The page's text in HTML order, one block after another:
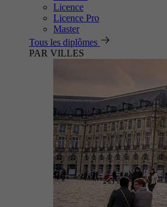
Licence
Licence Pro
Master
Tous les diplômes
PAR VILLES